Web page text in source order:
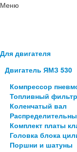
Меню
Для двигателя
Двигатель ЯМЗ 530
Компрессор
Топливный
Коленчатый вал
Комплект платы
Головка блока
Поршни и шатуны